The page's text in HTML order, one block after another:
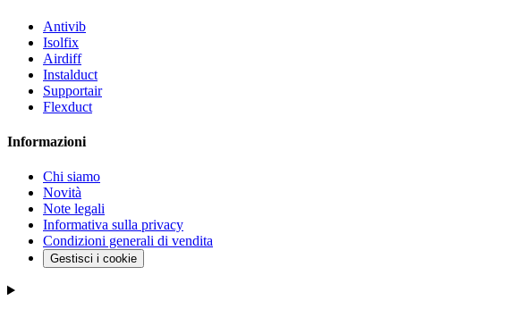
Antivib
Isolfix
Airdiff
Instalduct
Supportair
Flexduct
Informazioni
Chi siamo
Novità
Note legali
Informativa sulla privacy
Condizioni generali di vendita
Gestisci i cookie